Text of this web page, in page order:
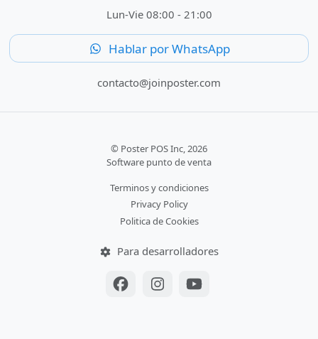
Lun-Vie 08:00 - 21:00
Hablar por WhatsApp
contacto@joinposter.com
© Poster POS Inc, 2026
Software punto de venta
Terminos y condiciones
Privacy Policy
Politica de Cookies
Para desarrolladores